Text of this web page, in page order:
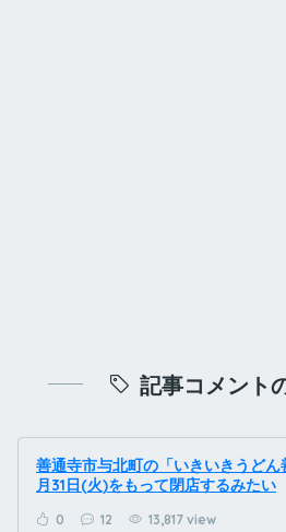
記事コメント
善通寺市与北町の「いきいきうど
月31日(火)をもって閉店するみたい
0 12 13,817 view